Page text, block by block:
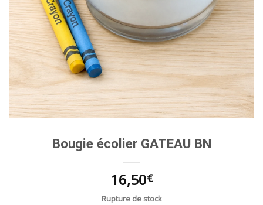
Bougie écolier GATEAU BN
16,50€
Rupture de stock